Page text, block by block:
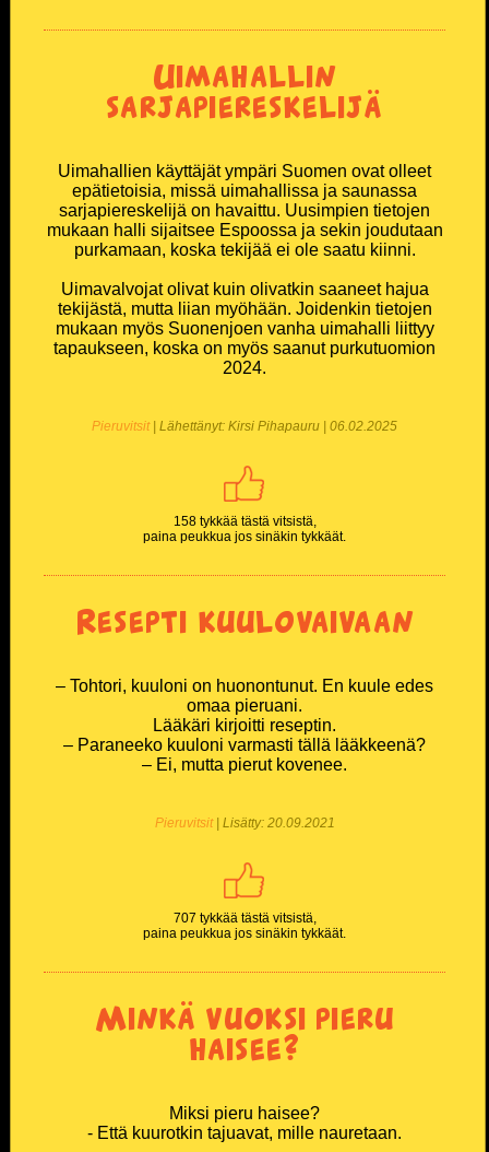
Uimahallin
sarjapiereskelijä
Uimahallien käyttäjät ympäri Suomen ovat olleet
epätietoisia, missä uimahallissa ja saunassa
sarjapiereskelijä on havaittu. Uusimpien tietojen
mukaan halli sijaitsee Espoossa ja sekin joudutaan
purkamaan, koska tekijää ei ole saatu kiinni.
Uimavalvojat olivat kuin olivatkin saaneet hajua
tekijästä, mutta liian myöhään. Joidenkin tietojen
mukaan myös Suonenjoen vanha uimahalli liittyy
tapaukseen, koska on myös saanut purkutuomion
2024.
Pieruvitsit| Lähettänyt: Kirsi Pihapauru | 06.02.2025
158 tykkää tästä vitsistä,
paina peukkua jos sinäkin tykkäät.
Resepti kuulovaivaan
– Tohtori, kuuloni on huonontunut. En kuule edes
omaa pieruani.
Lääkäri kirjoitti reseptin.
– Paraneeko kuuloni varmasti tällä lääkkeenä?
– Ei, mutta pierut kovenee.
Pieruvitsit| Lisätty: 20.09.2021
707 tykkää tästä vitsistä,
paina peukkua jos sinäkin tykkäät.
Minkä vuoksi pieru
haisee?
Miksi pieru haisee?
- Että kuurotkin tajuavat, mille nauretaan.